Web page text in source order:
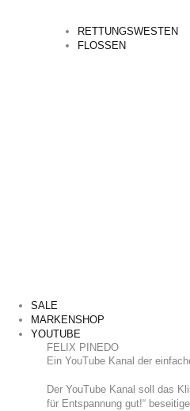
RETTUNGSWESTEN
FLOSSEN
SALE
MARKENSHOP
YOUTUBE
FELIX PINEDO
​Ein YouTube Kanal der
Der YouTube Kanal soll das
für Entspannung gut!“